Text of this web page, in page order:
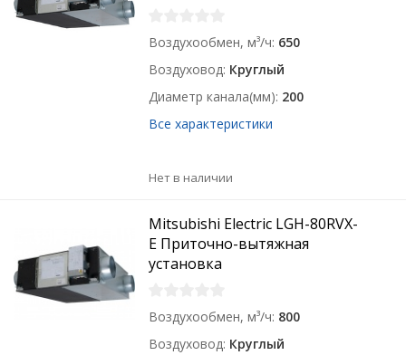
Воздухообмен, м³/ч 650
Воздуховод Круглый
Диаметр канала(мм) 200
Все характеристики
Нет в наличии
Mitsubishi Electric LGH-80RVX-
E Приточно-вытяжная
установка
Воздухообмен, м³/ч 800
Воздуховод Круглый